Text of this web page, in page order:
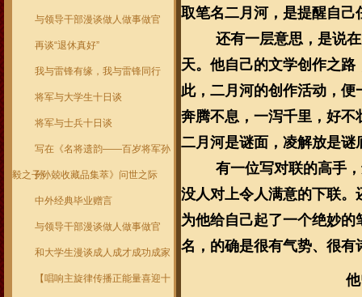
与领导干部漫谈做人做事做官
再谈“退休真好”
我与雷锋有缘，我与雷锋同行
将军与大学生十日谈
将军与士兵十日谈
写在《名将遗韵——百岁将军孙
毅之子孙兢收藏品集萃》问世之际
孙
中外经典毕业赠言
与领导干部漫谈做人做事做官
和大学生漫谈成人成才成功成家
【唱响主旋律传播正能量喜迎十
取笔名二月河，是提醒自
还有一层意思，是说
天。他自己的文学创作之
此，二月河的创作活动，
奔腾不息，一泻千里，好
二月河是谜面，凌解放是谜
有一位写对联的高手
没人对上令人满意的下联
为他给自己起了一个绝妙
名，的确是很有气势、很有